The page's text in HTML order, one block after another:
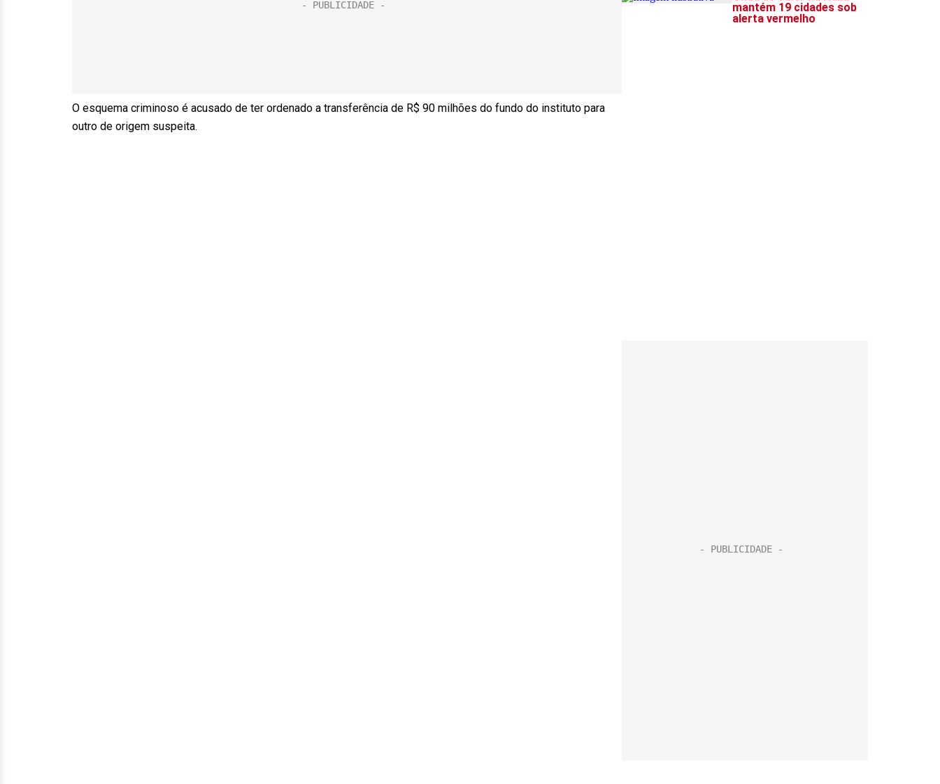
O esquema criminoso é acusado de ter ordenado a transferência de R$ 90 milhões do fundo do instituto para
outro de origem suspeita.